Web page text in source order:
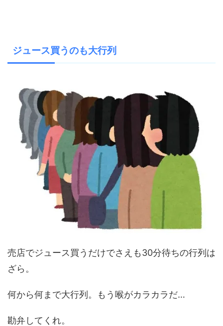
ジュース買うのも大行列
売店でジュース買うだけでさえも30分待ちの行列は
ざら。
何から何まで大行列。もう喉がカラカラだ…
勘弁してくれ。